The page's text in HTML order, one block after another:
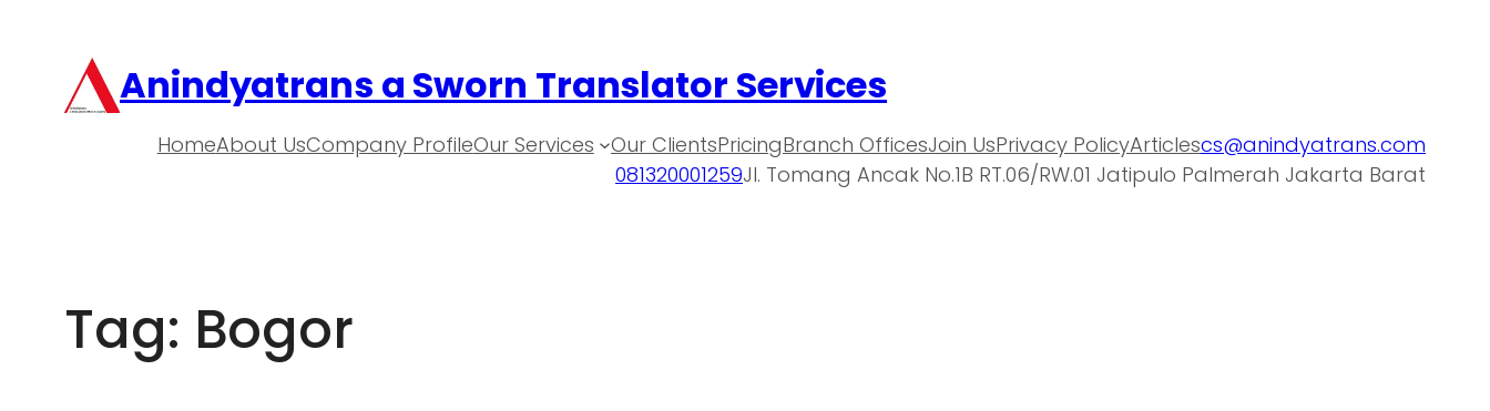
Anindyatrans a Sworn Translator Services
HomeAbout UsCompany ProfileOur Services Our ClientsPricingBranch OfficesJoin UsPrivacy PolicyArticlescs@anindyatrans.com
081320001259Jl. Tomang Ancak No.1B RT.06/RW.01 Jatipulo Palmerah Jakarta Barat
Tag: Bogor